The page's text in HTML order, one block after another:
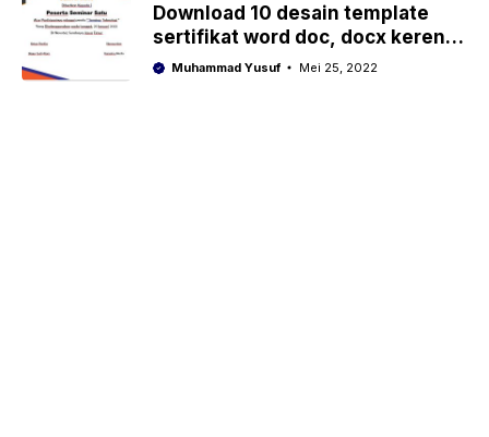
Download 10 desain template
sertifikat word doc, docx keren
gratis
Muhammad Yusuf Mei 25, 2022